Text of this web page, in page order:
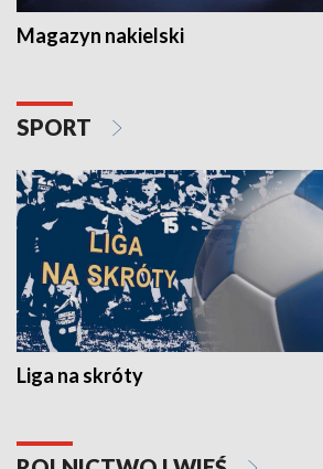
Magazyn nakielski
SPORT
Liga na skróty